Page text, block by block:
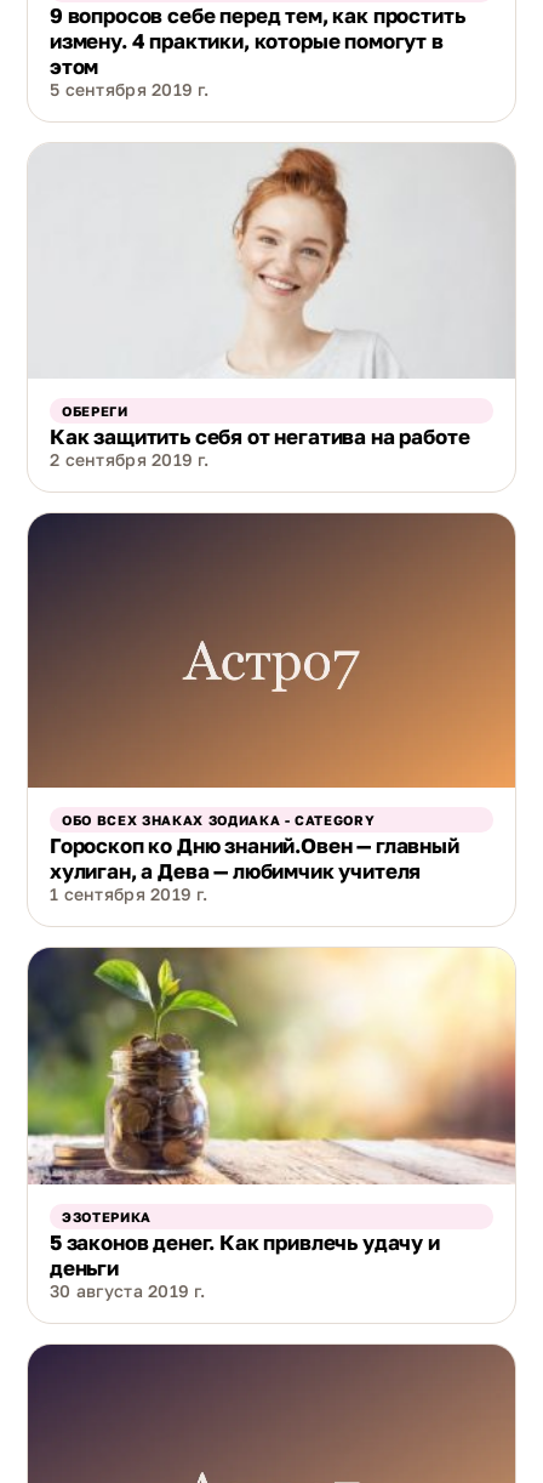
9 вопросов себе перед тем, как простить
измену. 4 практики, которые помогут в
этом
5 сентября 2019 г.
ОБЕРЕГИ
Как защитить себя от негатива на работе
2 сентября 2019 г.
ОБО ВСЕХ ЗНАКАХ ЗОДИАКА - CATEGORY
Гороскоп ко Дню знаний.Овен — главный
хулиган, а Дева — любимчик учителя
1 сентября 2019 г.
ЭЗОТЕРИКА
5 законов денег. Как привлечь удачу и
деньги
30 августа 2019 г.